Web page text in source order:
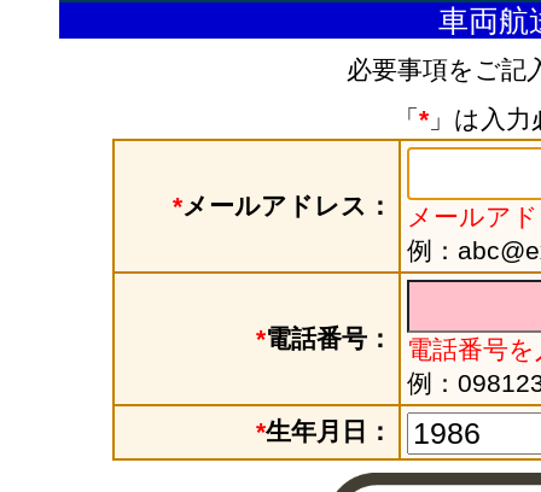
車両航
必要事項をご記
「 *」は入力
*メールアドレス：
メールア
例：
*電話番号：
電話番号
例：
*生年月日：